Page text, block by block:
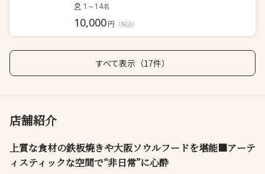
1～14名
10,000円 （税込）
すべて表示（17件）
店舗紹介
上質な食材の鉄板焼きや大阪ソウルフードを堪能■アーテ
ィスティックな空間で“非日常”に心酔